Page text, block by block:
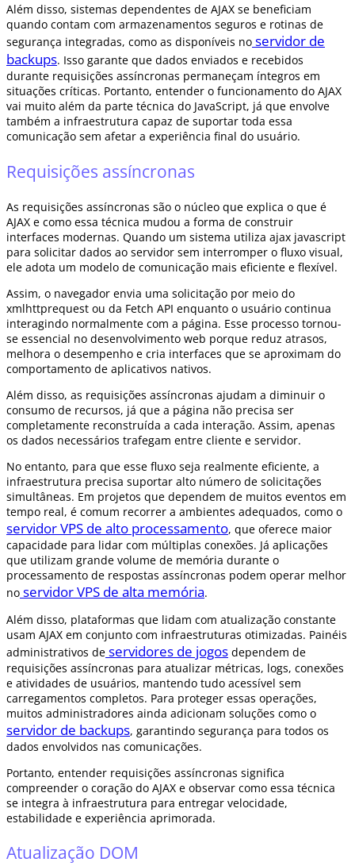
Além disso, sistemas dependentes de AJAX se beneficiam
quando contam com armazenamentos seguros e rotinas de
segurança integradas, como as disponíveis no servidor de
backups. Isso garante que dados enviados e recebidos
durante requisições assíncronas permaneçam íntegros em
situações críticas. Portanto, entender o funcionamento do AJAX
vai muito além da parte técnica do JavaScript, já que envolve
também a infraestrutura capaz de suportar toda essa
comunicação sem afetar a experiência final do usuário.
Requisições assíncronas
As requisições assíncronas são o núcleo que explica o que é
AJAX e como essa técnica mudou a forma de construir
interfaces modernas. Quando um sistema utiliza ajax javascript
para solicitar dados ao servidor sem interromper o fluxo visual,
ele adota um modelo de comunicação mais eficiente e flexível.
Assim, o navegador envia uma solicitação por meio do
xmlhttprequest ou da Fetch API enquanto o usuário continua
interagindo normalmente com a página. Esse processo tornou-
se essencial no desenvolvimento web porque reduz atrasos,
melhora o desempenho e cria interfaces que se aproximam do
comportamento de aplicativos nativos.
Além disso, as requisições assíncronas ajudam a diminuir o
consumo de recursos, já que a página não precisa ser
completamente reconstruída a cada interação. Assim, apenas
os dados necessários trafegam entre cliente e servidor.
No entanto, para que esse fluxo seja realmente eficiente, a
infraestrutura precisa suportar alto número de solicitações
simultâneas. Em projetos que dependem de muitos eventos em
tempo real, é comum recorrer a ambientes adequados, como o
servidor VPS de alto processamento, que oferece maior
capacidade para lidar com múltiplas conexões. Já aplicações
que utilizam grande volume de memória durante o
processamento de respostas assíncronas podem operar melhor
no servidor VPS de alta memória.
Além disso, plataformas que lidam com atualização constante
usam AJAX em conjunto com infraestruturas otimizadas. Painéis
administrativos de servidores de jogos dependem de
requisições assíncronas para atualizar métricas, logs, conexões
e atividades de usuários, mantendo tudo acessível sem
carregamentos completos. Para proteger essas operações,
muitos administradores ainda adicionam soluções como o
servidor de backups, garantindo segurança para todos os
dados envolvidos nas comunicações.
Portanto, entender requisições assíncronas significa
compreender o coração do AJAX e observar como essa técnica
se integra à infraestrutura para entregar velocidade,
estabilidade e experiência aprimorada.
Atualização DOM